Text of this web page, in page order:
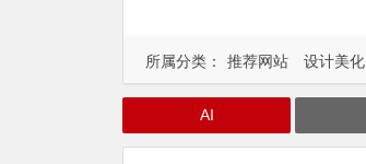
所属分类： 推荐网站 设计美化
AI